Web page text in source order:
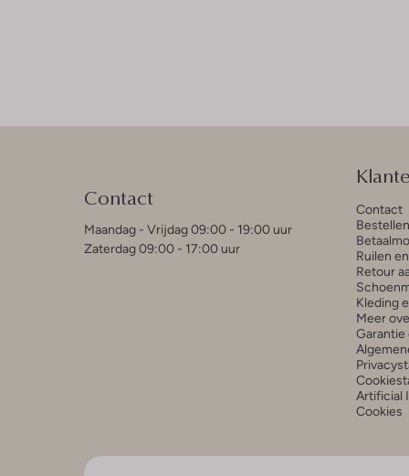
Contact
Maandag - Vrijdag 09:00 - 19:00 uur
Zaterdag 09:00 - 17:00 uur
Contact
Ruilen
Retour
Kleding
Meer
Garantie
Artificial
Cookies